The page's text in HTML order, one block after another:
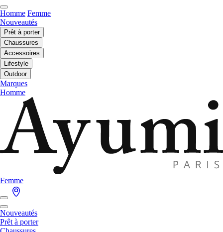
Homme Femme
Nouveautés
Prêt à porter
Chaussures
Accessoires
Lifestyle
Outdoor
Marques
Homme
Femme
Nouveautés
Prêt à porter